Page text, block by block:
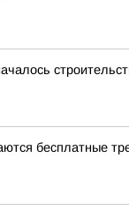
бесплатные